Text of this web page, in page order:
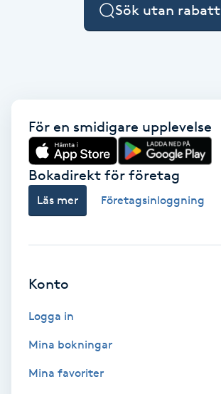
Hot Stone Massage
Hudvård
Hyaluronsyra
Sök utan rabatt
För en smidigare upplevelse
Bokadirekt för företag
Läs mer Företagsinloggning
Konto
Logga in
Mina bokningar
Mina favoriter